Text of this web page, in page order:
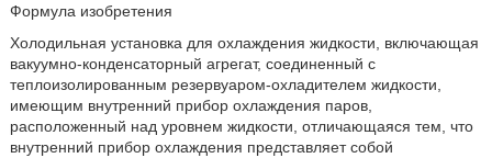
Формула изобретения
Холодильная установка для охлаждения жидкости, включающая
вакуумно-конденсаторный агрегат, соединенный с
теплоизолированным резервуаром-охладителем жидкости,
имеющим внутренний прибор охлаждения паров,
расположенный над уровнем жидкости, отличающаяся тем, что
внутренний прибор охлаждения представляет собой